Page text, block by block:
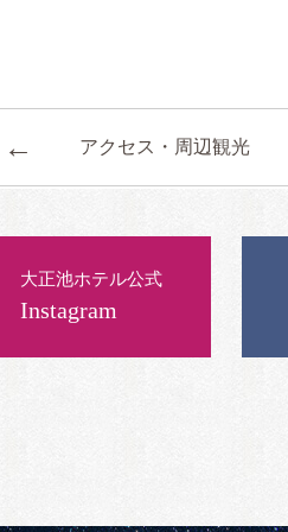
← アクセス・周辺観光
大正池ホテル公式
Instagram